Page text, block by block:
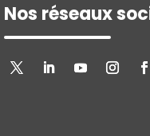
Nos réseaux